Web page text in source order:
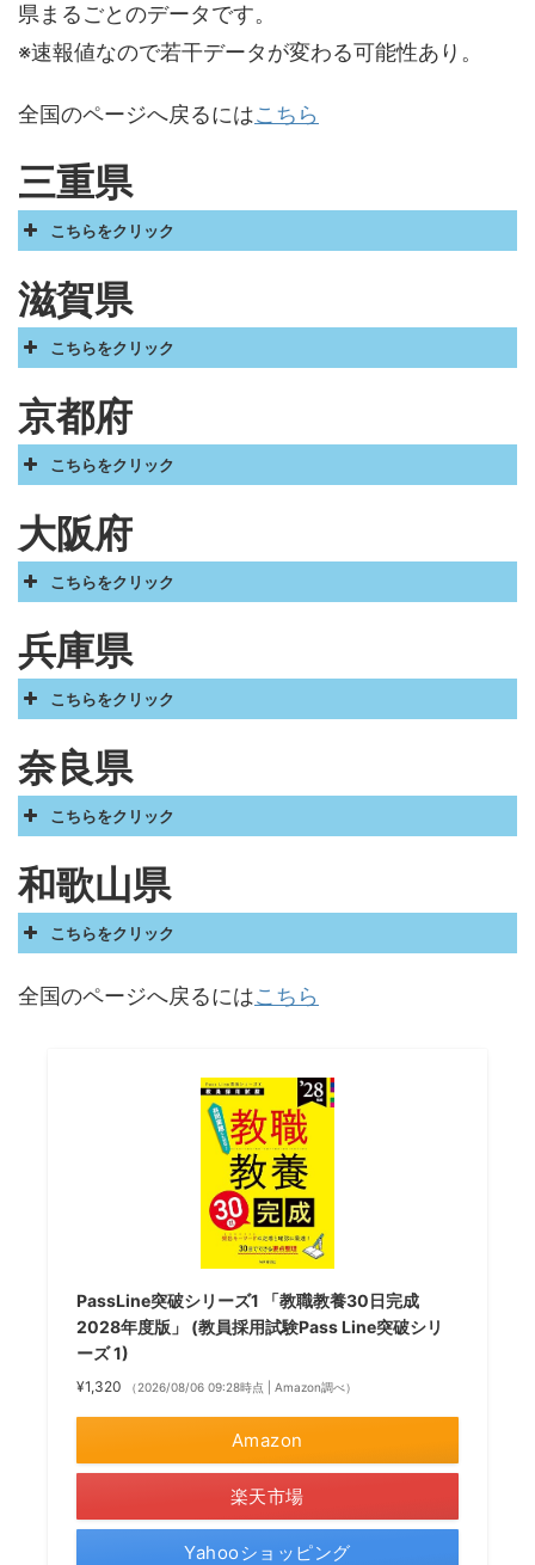
県まるごとのデータです。
※速報値なので若干データが変わる可能性あり。
全国のページへ戻るにはこちら
三重県
こちらをクリック
滋賀県
こちらをクリック
京都府
こちらをクリック
大阪府
こちらをクリック
兵庫県
こちらをクリック
奈良県
こちらをクリック
和歌山県
こちらをクリック
全国のページへ戻るにはこちら
PassLine突破シリーズ1 「教職教養30日完成
2028年度版」 (教員採用試験Pass Line突破シリ
ーズ 1)
¥1,320 （2026/08/06 09:28時点 | Amazon調べ）
Amazon
楽天市場
Yahooショッピング